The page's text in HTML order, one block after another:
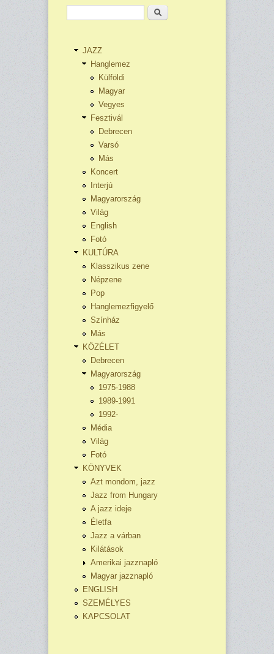
Keresés
JAZZ
Hanglemez
Külföldi
Magyar
Vegyes
Fesztivál
Debrecen
Varsó
Más
Koncert
Interjú
Magyarország
Világ
English
Fotó
KULTÚRA
Klasszikus zene
Népzene
Pop
Hanglemezfigyelő
Színház
Más
KÖZÉLET
Debrecen
Magyarország
1975-1988
1989-1991
1992-
Média
Világ
Fotó
KÖNYVEK
Azt mondom, jazz
Jazz from Hungary
A jazz ideje
Életfa
Jazz a várban
Kilátások
Amerikai jazznapló
Magyar jazznapló
ENGLISH
SZEMÉLYES
KAPCSOLAT